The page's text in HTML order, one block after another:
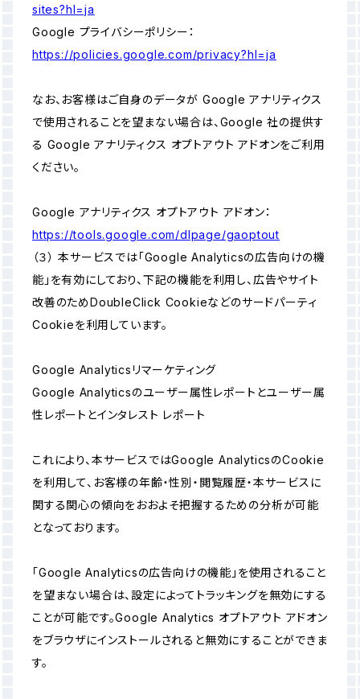
sites?hl=ja
Google プライバシーポリシー：
https://policies.google.com/privacy?hl=ja
なお、お客様はご自身のデータが Google アナリティクス
で使用されることを望まない場合は、Google 社の提供す
る Google アナリティクス オプトアウト アドオンをご利用
ください。
Google アナリティクス オプトアウト アドオン：
https://tools.google.com/dlpage/gaoptout
（３） 本サービスでは「Google Analyticsの広告向けの機
能」を有効にしており、下記の機能を利用し、広告やサイト
改善のためDoubleClick Cookieなどのサードパーティ
Cookieを利用しています。
Google Analyticsリマーケティング
Google Analyticsのユーザー属性レポートとユーザー属
性レポートとインタレスト レポート
これにより、本サービスではGoogle AnalyticsのCookie
を利用して、お客様の年齢・性別・閲覧履歴・本サービスに
関する関心の傾向をおおよそ把握するための分析が可能
となっております。
「Google Analyticsの広告向けの機能」を使用されること
を望まない場合は、設定によってトラッキングを無効にする
ことが可能です。Google Analytics オプトアウト アドオン
をブラウザにインストールされると無効にすることができま
す。